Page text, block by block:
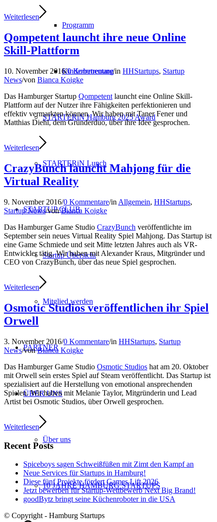
Programm
Kinderbetreuung
STARTERiN Hamburg 2025 Award
STARTERiN Lunch
STARTUP CLUB
Startup Übersicht
Mitglied werden
PARTNER
ÜBER UNS
Über uns
10 JAHRE HAMBURG STARTUPS
Weiterlesen
Qompetent launcht ihre neue Online
Skill-Plattform
10. November 2016/0 Kommentare/in HHStartups, Startup
News/von Bianca Koigke
Das Hamburger Startup Qompetent launcht eine Online Skill-
Plattform auf der Nutzer ihre Fähigkeiten perfektionieren und
effektiv vermarkten können. Wir haben mit Taner Fener und
Matthias Diehl, dem Gründerduo, über ihre Idee gesprochen.
Weiterlesen
CrazyBunch launcht Mahjong für die
Virtual Reality
9. November 2016/0 Kommentare/in Allgemein, HHStartups,
Startup News/vonBianca Koigke
Das Hamburger Game Studio CrazyBunch veröffentlichte im
September sein neues Virtual Reality Spiel Mahjong. Das Startup ist
eine Game Schmiede und seit Mitte letzten Jahres auch als VR-
Entwickler tätig. Wir haben mit Alexander Kraus, Mitgründer und
CEO von CrazyBunch, über das neue Spiel gesprochen.
Weiterlesen
Osmotic Studios veröffentlichen ihr Spiel
Orwell
3. November 2016/0 Kommentare/in HHStartups, Startup
News/vonBianca Koigke
Das Hamburger Game Studio Osmotic Studios hat am 20. Oktober
mit Orwell sein erstes Spiel auf Steam veröffentlicht. Das Startup ist
spezialisiert auf die Herstellung von emotional ansprechenden
Spielen. Wir haben mit Melanie Taylor, Mitgründerin und Lead
Artist bei Osmotic Studios, über Orwell gesprochen.
Weiterlesen
Recent Posts
Spiceboys sagen Schweißfüßen mit Zimt den Kampf an
Neue Services für Startups in Hamburg!
Diese fünf Projekte fördert Games Lift 2026
Jetzt bewerben für Startup-Wettbewerb Next Big Brand!
goodBytz bringt seine Küchenroboter in die USA
© Copyright - Hamburg Startups